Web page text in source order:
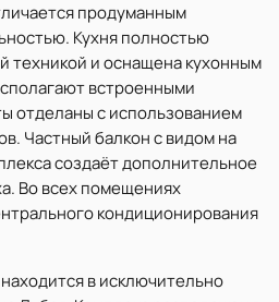
продуманным
Кухня полностью
техникой и оснащена кухонным
встроенными
отделаны с использованием
Частный балкон с видом на
создаёт дополнительное
Во всех помещениях
кондиционирования
в исключительно